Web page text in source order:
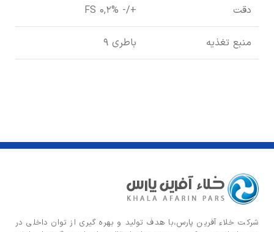
دقت +/- 0,2% FS
منبع تغذیه باطری 9
شركت خلاء آفرین پارس،با هدف توليد و بهره گيری از توان داخلی در